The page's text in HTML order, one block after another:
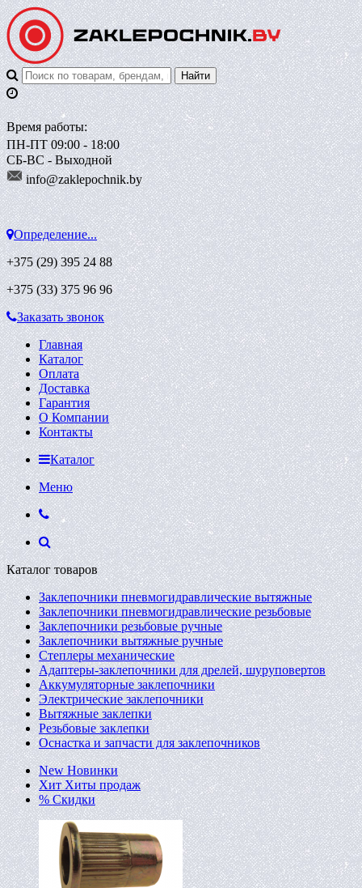
Время работы:
ПН-ПТ 09:00 - 18:00
СБ-ВС - Выходной
info@zaklepochnik.by
Определение...
+375 (29)395 24 88
+375 (33)375 96 96
Заказать звонок
Главная
Каталог
Оплата
Доставка
Гарантия
О Компании
Контакты
Каталог
Меню
Каталог товаров
Заклепочники пневмогидравлические вытяжные
Заклепочники пневмогидравлические резьбовые
Заклепочники резьбовые ручные
Заклепочники вытяжные ручные
Степлеры механические
Адаптеры-заклепочники для дрелей, шуруповертов
Аккумуляторные заклепочники
Электрические заклепочники
Вытяжные заклепки
Резьбовые заклепки
Оснастка и запчасти для заклепочников
New Новинки
Хит Хиты продаж
% Скидки